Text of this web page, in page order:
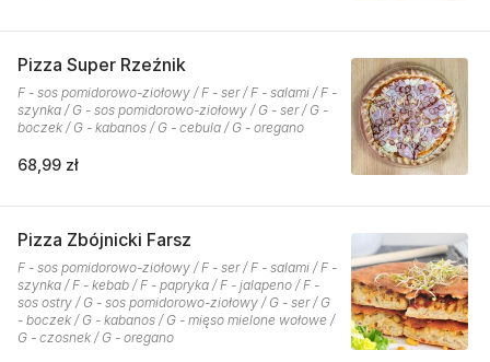
Pizza Super Rzeźnik
F - sos pomidorowo-ziołowy / F - ser / F - salami / F -
szynka / G - sos pomidorowo-ziołowy / G - ser / G -
boczek / G - kabanos / G - cebula / G - oregano
68,99 zł
Pizza Zbójnicki Farsz
F - sos pomidorowo-ziołowy / F - ser / F - salami / F -
szynka / F - kebab / F - papryka / F - jalapeno / F -
sos ostry / G - sos pomidorowo-ziołowy / G - ser / G
- boczek / G - kabanos / G - mięso mielone wołowe /
G - czosnek / G - oregano